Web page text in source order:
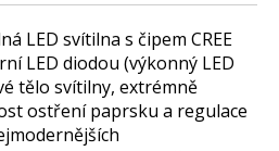
LED svítilna s čipem CREE
LED diodou (výkonný LED
tělo svítilny, extrémně
ostření paprsku a regulace